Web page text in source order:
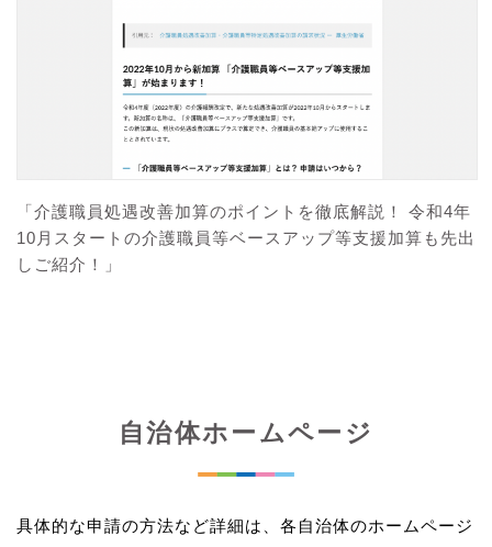
「介護職員処遇改善加算のポイントを徹底解説！ 令和4年
10月スタートの介護職員等ベースアップ等支援加算も先出
しご紹介！」
自治体ホームページ
具体的な申請の方法など詳細は、各自治体のホームページ